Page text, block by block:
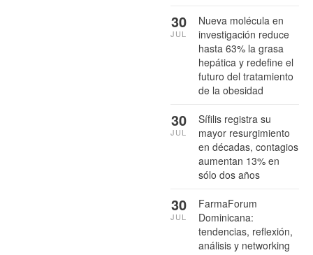
Nueva molécula en
investigación reduce
hasta 63% la grasa
hepática y redefine el
futuro del tratamiento
de la obesidad
30
JUL
Sífilis registra su
mayor resurgimiento
en décadas, contagios
aumentan 13% en
sólo dos años
30
JUL
FarmaForum
Dominicana:
tendencias, reflexión,
análisis y networking
30
JUL